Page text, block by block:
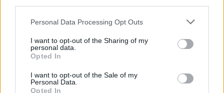
Please note that this website/app uses one or more Google
not limited to your visit or usage behaviour. You may click to
grant or deny consent to Google and its third-party tags to
use your data for below specified purposes in below Google
consent section.
Personal Data Processing Opt Outs
I want to opt-out of the Sharing of my
personal data.
Opted In
I want to opt-out of the Sale of my
Personal Data.
Opted In
μεσαιωνική πόλη του Ντουμπρόβνικ - Δείτε βίντεο
Περίπου 130 πυροσβέστες απ’ όλη τη χώρα
συμμετέχουν στην επιχείρηση - Για την ώρα δεν
απειλούνται κτίρια
26.07.2023, 04:25 3